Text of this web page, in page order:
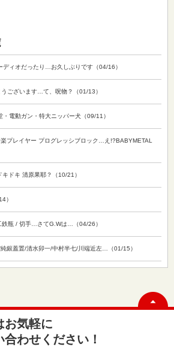
ィオだったり…お久しぶりです（04/16）
ございます…て、呪物？（01/13）
電動ガン・特大ニッパー犬（09/11）
プレイヤー プログレッシブロック…え!?BABYMETAL
ドキ 清原果耶？（10/21）
）
鉄瓶 / 切手…さてG.Wは…（04/26）
銀蓋置/清水卯一/中村半七/川端近左…（01/15）
お気軽に
合わせください！